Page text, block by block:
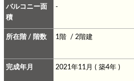
バルコニー面
積
-
所在階 / 階数 1階 / 2階建
完成年月 2021年11月 ( 築4年 )